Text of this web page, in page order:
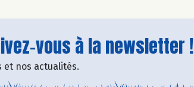
vous à la newsletter !
et nos actualités.